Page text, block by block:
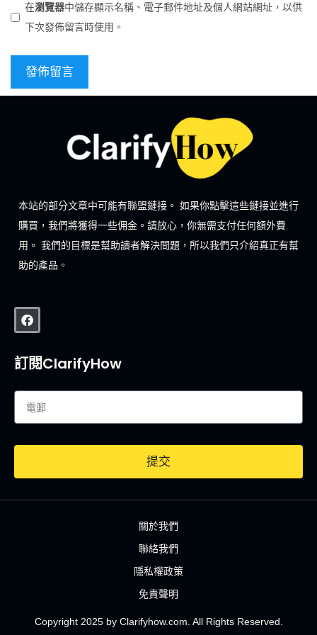
在瀏覽器中儲存顯示名稱、電子郵件地址及個人網站網址，以供
下次發佈留言時使用。
本站的部分文章中可能有聯盟鏈接。 如果你點擊這些鏈接並進行
購買，我們將獲得一些佣金。請放心，你無需支付任何額外費
用。 我們的目標是幫助讀者解決問題，所以我們只介紹真正有幫
助的產品。
訂閱ClarifyHow
提交
關於我們
聯絡我們
隱私權政策
免責聲明
Copyright 2025 by Clarifyhow.com. All Rights Reserved.